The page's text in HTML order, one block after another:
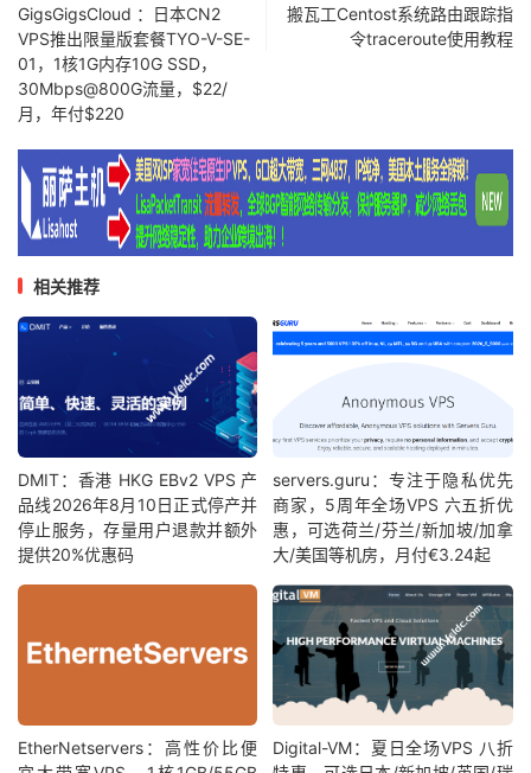
GigsGigsCloud ：日本CN2
VPS推出限量版套餐TYO-V-SE-
01，1核1G内存10G SSD，
30Mbps@800G流量，$22/
月，年付$220
搬瓦工Centost系统路由跟踪指
令traceroute使用教程
相关推荐
DMIT：香港 HKG EBv2 VPS 产
品线2026年8月10日正式停产并
停止服务，存量用户退款并额外
提供20%优惠码
servers.guru：专注于隐私优先
商家，5周年全场VPS 六五折优
惠，可选荷兰/芬兰/新加坡/加拿
大/美国等机房，月付€3.24起
EtherNetservers：高性价比便
Digital-VM：夏日全场VPS 八折